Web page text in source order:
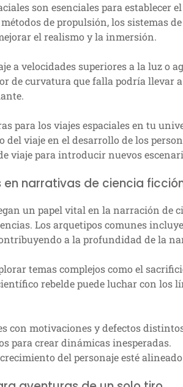
son esenciales para establecer
de propulsión, los sistemas
el realismo y la inmersión.
a velocidades superiores a la luz o
de curvatura que falla podría llevar
para los viajes espaciales en tu
del viaje en el desarrollo de los
viaje para introducir nuevos
narrativas de ciencia
un papel vital en la narración de
Los arquetipos comunes
a la profundidad de la
temas complejos como el
rebelde puede luchar con los
con motivaciones y defectos
para crear dinámicas inesperadas.
del personaje esté